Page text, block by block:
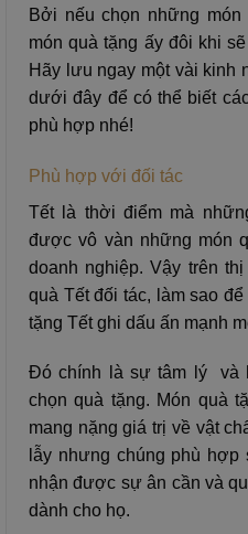
Bởi nếu chọn những món
món quà tặng ấy đôi khi
Hãy lưu ngay một vài kinh
dưới đây để có thể biết
phù hợp nhé!
Phù hợp với đối tác
Tết là thời điểm mà
được vô vàn những món
doanh nghiệp. Vậy trên
quà Tết đối tác, làm sao
tặng Tết ghi dấu ấn mạnh
Đó chính là sự tâm lý và
chọn quà tặng. Món quà
mang nặng giá trị về vật
lẫy nhưng chúng phù
nhận được sự ân cần và
dành cho họ.